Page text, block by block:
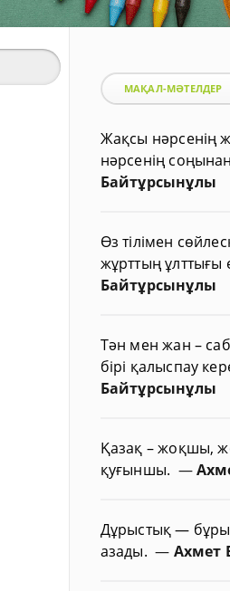
МАҚАЛ-МӘТЕЛДЕР
Жақсы нәрсенің
нәрсенің
Байтұрсынұлы
Өз тілімен
жұрттың ұлттығы
Байтұрсынұлы
Тән мен жан –
бірі қалыспау
Байтұрсынұлы
Қазақ – жоқшы,
қуғыншы. —
Дұрыстық —
азады.— Ахмет